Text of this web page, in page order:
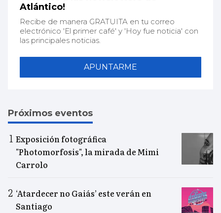
Atlántico!
Recibe de manera GRATUITA en tu correo
electrónico 'El primer café' y 'Hoy fue noticia' con
las principales noticias.
APUNTARME
Próximos eventos
Exposición fotográfica
"Photomorfosis", la mirada de Mimi
Carrolo
‘Atardecer no Gaiás’ este verán en
Santiago